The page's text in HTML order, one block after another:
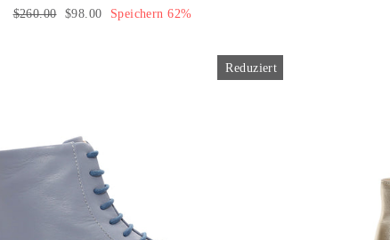
Normaler
$260.00 Sonderpreis
$98.00 Speichern 62%
Reduziert